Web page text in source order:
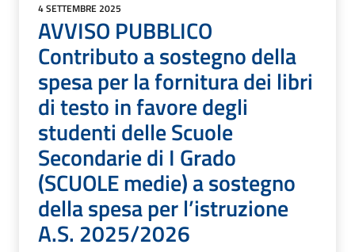
4 SETTEMBRE 2025
AVVISO PUBBLICO
Contributo a sostegno della
spesa per la fornitura dei libri
di testo in favore degli
studenti delle Scuole
Secondarie di I Grado
(SCUOLE medie) a sostegno
della spesa per l’istruzione
A.S. 2025/2026